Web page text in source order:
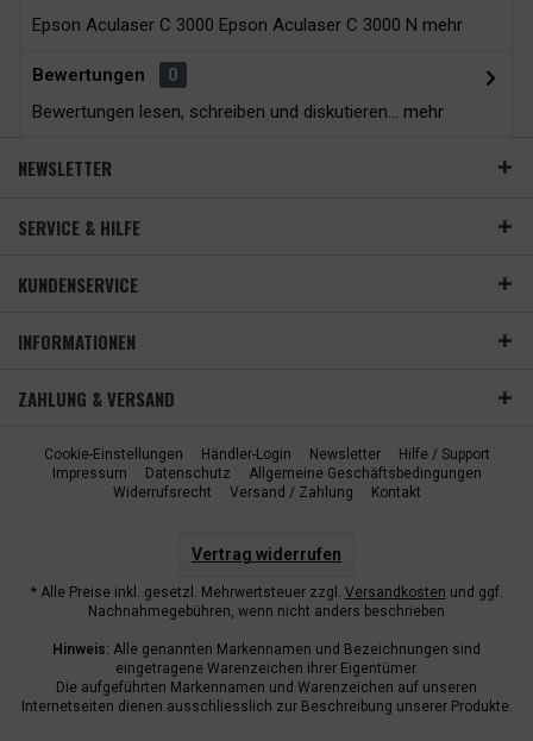
Epson Aculaser C 3000 Epson Aculaser C 3000 N mehr
Bewertungen
0
Bewertungen lesen, schreiben und diskutieren... mehr
NEWSLETTER
SERVICE & HILFE
KUNDENSERVICE
INFORMATIONEN
ZAHLUNG & VERSAND
Cookie-Einstellungen Händler-Login Newsletter
Hilfe / Support
Impressum
Datenschutz
Allgemeine Geschäftsbedingungen
Widerrufsrecht
Versand / Zahlung Kontakt
Vertrag widerrufen
* Alle Preise inkl. gesetzl. Mehrwertsteuer zzgl. Versandkosten und ggf.
Nachnahmegebühren, wenn nicht anders beschrieben
Hinweis: Alle genannten Markennamen und Bezeichnungen sind
eingetragene Warenzeichen ihrer Eigentümer.
Die aufgeführten Markennamen und Warenzeichen auf unseren
Internetseiten dienen ausschliesslich zur Beschreibung unserer Produkte.